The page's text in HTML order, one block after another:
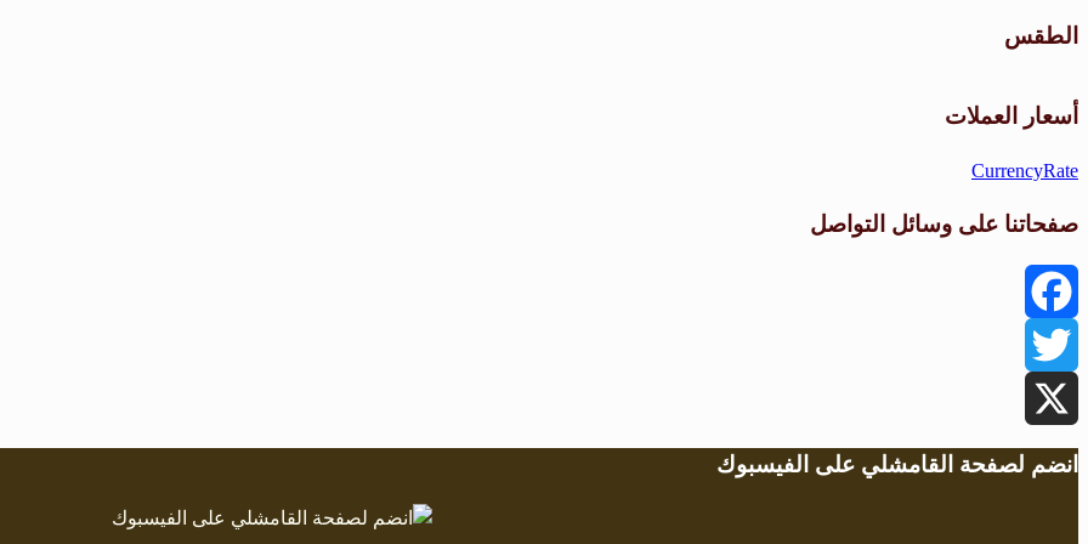
الطقس
أسعار العملات
CurrencyRate
صفحاتنا على وسائل التواصل
Facebook
Twitter
X
انضم لصفحة القامشلي على الفيسبوك